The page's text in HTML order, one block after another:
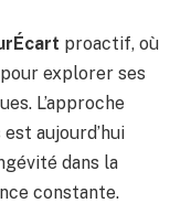
proactif, où
explorer ses
L’approche
aujourd’hui
dans la
constante.